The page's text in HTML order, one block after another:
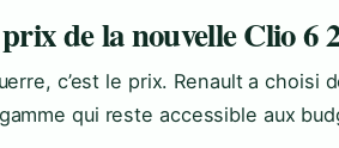
de la nouvelle Clio 6
c’est le prix. Renault a
qui reste accessible aux